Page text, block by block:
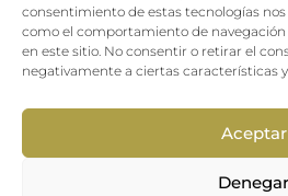
consentimiento de estas tecnologías
como el comportamiento de
en este sitio. No consentir o retirar el
negativamente a ciertas características
Aceptar
Denegar